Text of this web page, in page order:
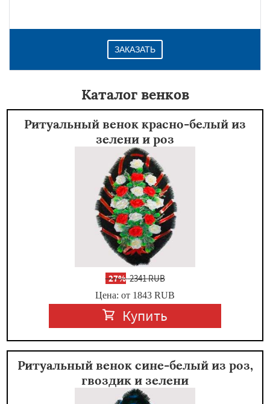
ЗАКАЗАТЬ
Каталог венков
Ритуальный венок красно-белый из
зелени и роз
-27%2341 RUB
Цена: от 1843 RUB
Купить
Ритуальный венок сине-белый из роз,
гвоздик и зелени